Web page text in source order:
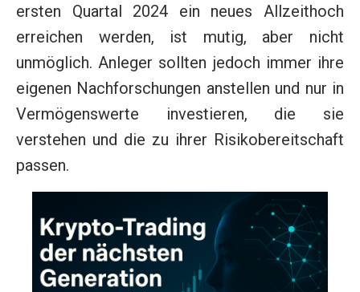
ersten Quartal 2024 ein neues Allzeithoch
erreichen werden, ist mutig, aber nicht
unmöglich. Anleger sollten jedoch immer ihre
eigenen Nachforschungen anstellen und nur in
Vermögenswerte investieren, die sie
verstehen und die zu ihrer Risikobereitschaft
passen.